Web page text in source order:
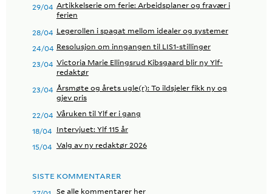
29/04 Artikkelserie om ferie: Arbeidsplaner og fravær i
ferien
28/04 Legerollen i spagat mellom idealer og systemer
24/04 Resolusjon om inngangen til LIS1-stillinger
23/04 Victoria Marie Ellingsrud Kibsgaard blir ny Ylf-
redaktør
23/04 Årsmøte og årets ugle(r): To ildsjeler fikk ny og
gjev pris
22/04 Våruken til Ylf er i gang
18/04 Intervjuet: Ylf 115 år
15/04 Valg av ny redaktør 2026
SISTE KOMMENTARER
Se alle kommentarer her